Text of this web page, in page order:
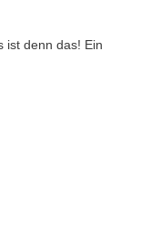
ist denn das! Ein